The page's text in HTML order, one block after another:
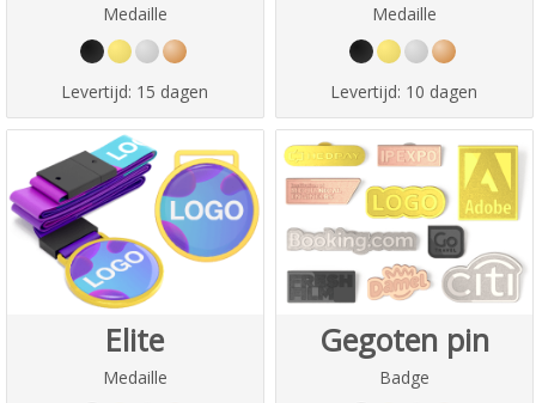
Medaille
Levertijd: 15 dagen
Medaille
Levertijd: 10 dagen
Elite
Medaille
Gegoten pin
Badge